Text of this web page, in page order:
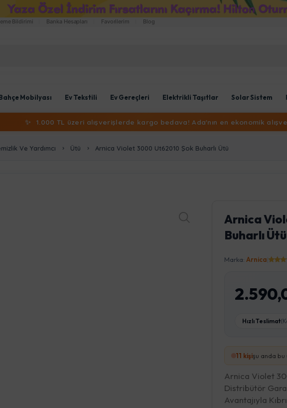
Bildirimi Banka Hesapları Favorilerim Blog
Mobilyası Ev Tekstili Ev Gereçleri Elektrikli Taşıtlar Solar Sistem
✨ 1.000 TL üzeri alışverişlerde kargo bedava! Ada'nın en ekonomik
Ve Yardımcı Ütü Arnica Violet 3000 Ut62010 Şok Buharlı Ütü
Arnica
Buharlı Ütü
Marka: Arnica
Hızlı Teslimat
11 kişişu anda
Arnica Violet
Distribütör
Avantajıyla